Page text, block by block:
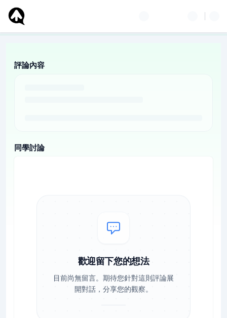
評論內容
同學討論
歡迎留下您的想法
目前尚無留言。期待您針對這則評論展
開對話，分享您的觀察。